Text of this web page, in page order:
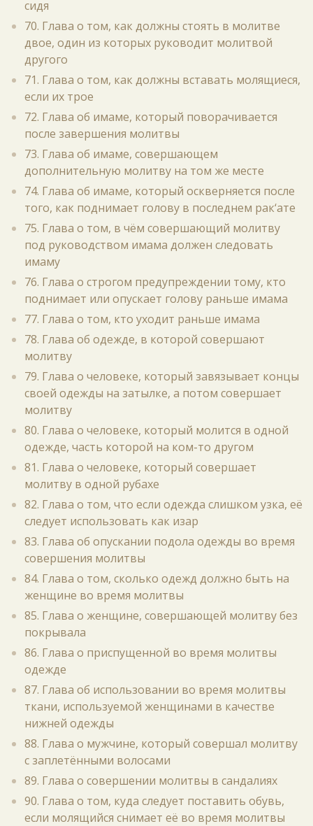
сидя
70. Глава о том, как должны стоять в молитве
двое, один из которых руководит молитвой
другого
71. Глава о том, как должны вставать молящиеся,
если их трое
72. Глава об имаме, который поворачивается
после завершения молитвы
73. Глава об имаме, совершающем
дополнительную молитву на том же месте
74. Глава об имаме, который оскверняется после
того, как поднимает голову в последнем рак‘ате
75. Глава о том, в чём совершающий молитву
под руководством имама должен следовать
имаму
76. Глава о строгом предупреждении тому, кто
поднимает или опускает голову раньше имама
77. Глава о том, кто уходит раньше имама
78. Глава об одежде, в которой совершают
молитву
79. Глава о человеке, который завязывает концы
своей одежды на затылке, а потом совершает
молитву
80. Глава о человеке, который молится в одной
одежде, часть которой на ком-то другом
81. Глава о человеке, который совершает
молитву в одной рубахе
82. Глава о том, что если одежда слишком узка, её
следует использовать как изар
83. Глава об опускании подола одежды во время
совершения молитвы
84. Глава о том, сколько одежд должно быть на
женщине во время молитвы
85. Глава о женщине, совершающей молитву без
покрывала
86. Глава о приспущенной во время молитвы
одежде
87. Глава об использовании во время молитвы
ткани, используемой женщинами в качестве
нижней одежды
88. Глава о мужчине, который совершал молитву
с заплетёнными волосами
89. Глава о совершении молитвы в сандалиях
90. Глава о том, куда следует поставить обувь,
если молящийся снимает её во время молитвы